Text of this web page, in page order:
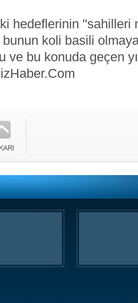
hedeflerinin "sahilleri
koli basili
ve bu konuda geçen